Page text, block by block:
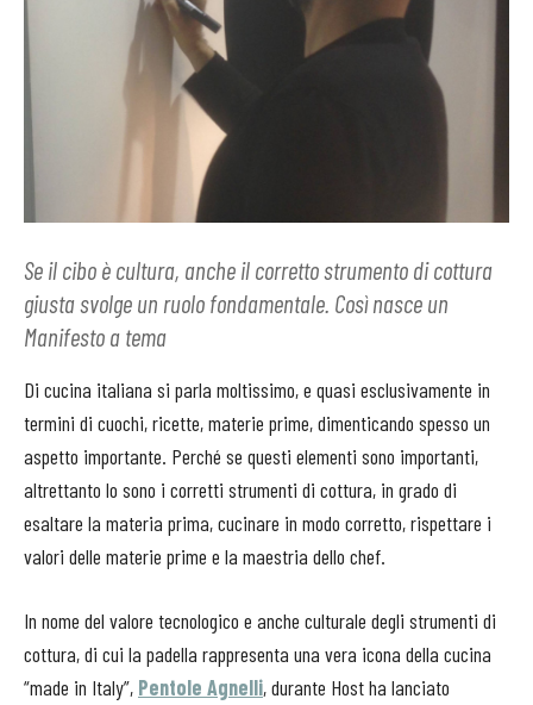
Se il cibo è cultura, anche il corretto strumento di cottura
giusta svolge un ruolo fondamentale. Così nasce un
Manifesto a tema
Di cucina italiana si parla moltissimo, e quasi esclusivamente in
termini di cuochi, ricette, materie prime, dimenticando spesso un
aspetto importante. Perché se questi elementi sono importanti,
altrettanto lo sono i corretti strumenti di cottura, in grado di
esaltare la materia prima, cucinare in modo corretto, rispettare i
valori delle materie prime e la maestria dello chef.
In nome del valore tecnologico e anche culturale degli strumenti di
cottura, di cui la padella rappresenta una vera icona della cucina
“made in Italy”, Pentole Agnelli, durante Host ha lanciato